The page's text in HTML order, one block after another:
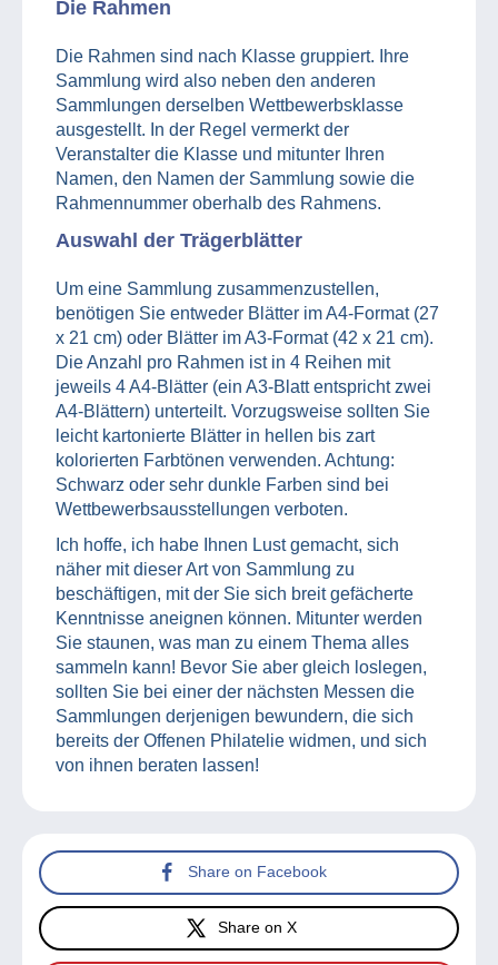
Die Rahmen
Die Rahmen sind nach Klasse gruppiert. Ihre
Sammlung wird also neben den anderen
Sammlungen derselben Wettbewerbsklasse
ausgestellt. In der Regel vermerkt der
Veranstalter die Klasse und mitunter Ihren
Namen, den Namen der Sammlung sowie die
Rahmennummer oberhalb des Rahmens.
Auswahl der Trägerblätter
Um eine Sammlung zusammenzustellen,
benötigen Sie entweder Blätter im A4-Format (27
x 21 cm) oder Blätter im A3-Format (42 x 21 cm).
Die Anzahl pro Rahmen ist in 4 Reihen mit
jeweils 4 A4-Blätter (ein A3-Blatt entspricht zwei
A4-Blättern) unterteilt. Vorzugsweise sollten Sie
leicht kartonierte Blätter in hellen bis zart
kolorierten Farbtönen verwenden. Achtung:
Schwarz oder sehr dunkle Farben sind bei
Wettbewerbsausstellungen verboten.
Ich hoffe, ich habe Ihnen Lust gemacht, sich
näher mit dieser Art von Sammlung zu
beschäftigen, mit der Sie sich breit gefächerte
Kenntnisse aneignen können. Mitunter werden
Sie staunen, was man zu einem Thema alles
sammeln kann! Bevor Sie aber gleich loslegen,
sollten Sie bei einer der nächsten Messen die
Sammlungen derjenigen bewundern, die sich
bereits der Offenen Philatelie widmen, und sich
von ihnen beraten lassen!
Share on Facebook
Share on X